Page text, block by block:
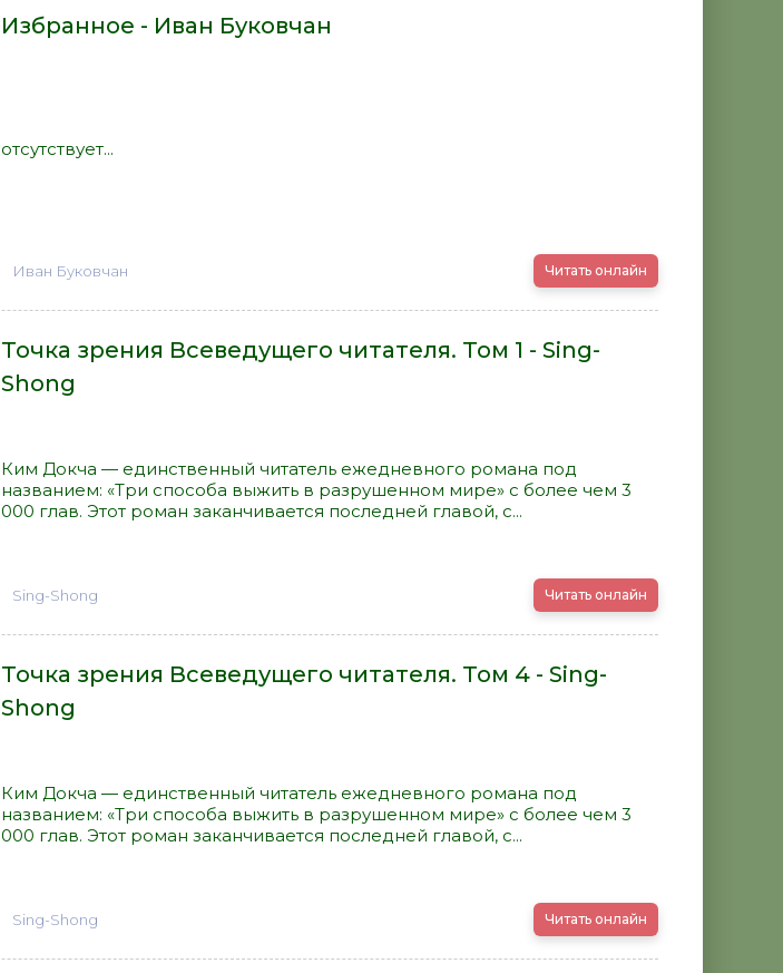
Избранное - Иван Буковчан
отсутствует...
Иван Буковчан Читать онлайн
Точка зрения Всеведущего читателя. Том 1 - Sing-
Shong
Ким Докча — единственный читатель ежедневного романа под
названием: «Три способа выжить в разрушенном мире» с более чем 3
000 глав. Этот роман заканчивается последней главой, с...
Sing-Shong Читать онлайн
Точка зрения Всеведущего читателя. Том 4 - Sing-
Shong
Ким Докча — единственный читатель ежедневного романа под
названием: «Три способа выжить в разрушенном мире» с более чем 3
000 глав. Этот роман заканчивается последней главой, с...
Sing-Shong Читать онлайн